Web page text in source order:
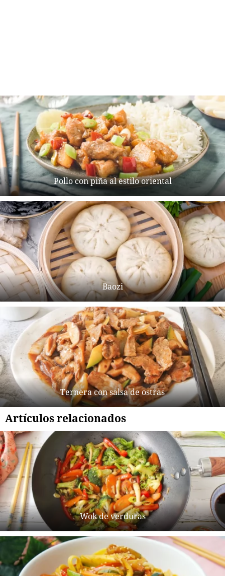
Pollo con piña al estilo oriental
Baozi
Ternera con salsa de ostras
Artículos relacionados
Wok de verduras